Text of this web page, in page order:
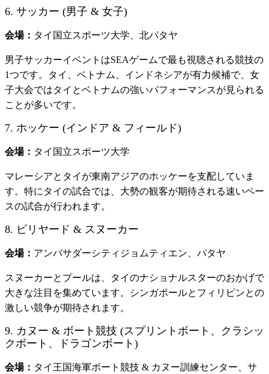
6. サッカー (男子 & 女子)
会場： タイ国立スポーツ大学、北パタヤ
男子サッカーイベントはSEAゲームで最も視聴される競技の
1つです。タイ、ベトナム、インドネシアが有力候補で、女
子大会ではタイとベトナムの強いパフォーマンスが見られる
ことが多いです。
7. ホッケー (インドア & フィールド)
会場： タイ国立スポーツ大学
マレーシアとタイが東南アジアのホッケーを支配していま
す。特にタイの試合では、大勢の観客が期待される速いペー
スの試合が行われます。
8. ビリヤード & スヌーカー
会場： アンバサダーシティジョムティエン、パタヤ
スヌーカーとプールは、タイのナショナルスターのおかげで
大きな注目を集めています。シンガポールとフィリピンとの
激しい競争が期待されます。
9. カヌー & ボート競技 (スプリントボート、クラシッ
クボート、ドラゴンボート)
会場： タイ王国海軍ボート競技 & カヌー訓練センター、サ